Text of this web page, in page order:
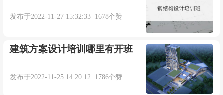
目的：通过案例全过程解剖与分析，学会砌体
结构设计方法及规范要点。所以本章，作为培训次
重点，通过学习达到就业或者提升的作用。
模块五：剪力墙结构设计培训
发布于2022-11-27 15:32:33 1678个赞
建筑方案设计培训哪里有开班
发布于2022-11-25 14:20:12 1786个赞